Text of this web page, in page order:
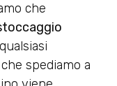
che
che spediamo a